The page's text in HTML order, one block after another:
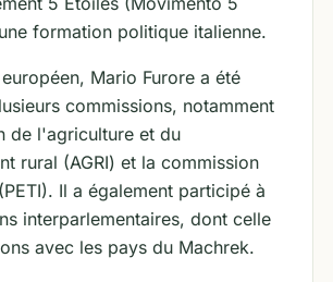
formation politique italienne.
Mario Furore a été
commissions, notamment
de l'agriculture et du
rural (AGRI) et la commission
Il a également participé à
interparlementaires, dont celle
avec les pays du Machrek.